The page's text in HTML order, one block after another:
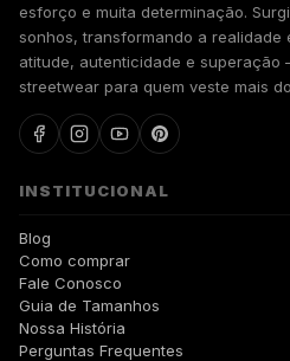
esforço e muita determinação.
sonhos, transformando a realidade
atitude, autenticidade e
streetwear para quem veste mais
INSTITUCIONAL
Blog
Como comprar
Fale Conosco
Guia de Tamanhos
Nossa História
Perguntas Frequentes